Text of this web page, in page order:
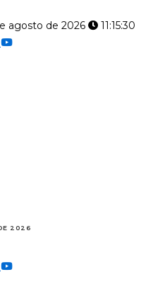
agosto de 2026
11:15:30